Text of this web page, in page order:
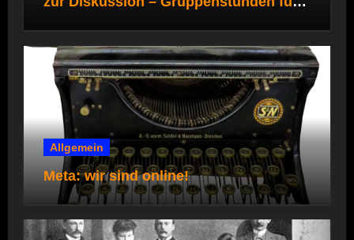
Allgemein
Meta: wir sind online!